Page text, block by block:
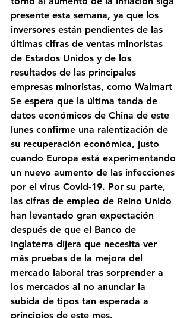
presente esta semana, ya que los
inversores están pendientes de las
últimas cifras de ventas minoristas
de Estados Unidos y de los
resultados de las principales
empresas minoristas, como Walmart
Se espera que la última tanda de
datos económicos de China de este
lunes confirme una ralentización de
su recuperación económica, justo
cuando Europa está experimentando
un nuevo aumento de las infecciones
por el virus Covid-19. Por su parte,
las cifras de empleo de Reino Unido
han levantado gran expectación
después de que el Banco de
Inglaterra dijera que necesita ver
más pruebas de la mejora del
mercado laboral tras sorprender a
los mercados al no anunciar la
subida de tipos tan esperada a
principios de este mes.